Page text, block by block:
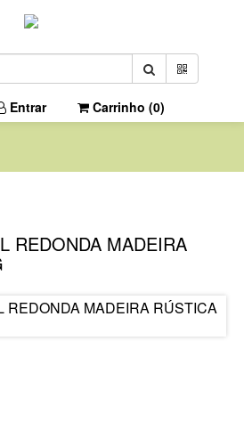
Entrar Carrinho (0)
REDONDA MADEIRA